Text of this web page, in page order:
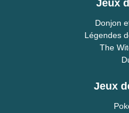
Jeux
Donjon
Légendes
The
Jeux